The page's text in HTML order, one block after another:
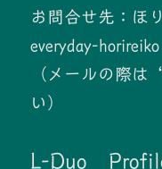
お問合せ先：
everyday-
（メールの際
い）
L-Duo